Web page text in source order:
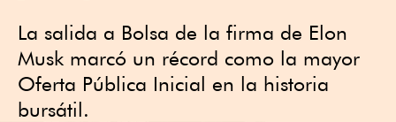
La salida a Bolsa de la firma de Elon
Musk marcó un récord como la mayor
Oferta Pública Inicial en la historia
bursátil.